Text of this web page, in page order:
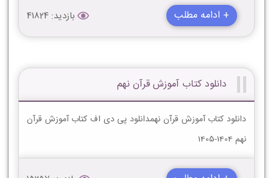
+ ادامه مطلب بازدید: 41824
دانلود کتاب آموزش قرآن نهم
دانلود کتاب آموزش قرآن نهمدانلود پی دی اف کتاب آموزش قرآن
نهم 1404-1405